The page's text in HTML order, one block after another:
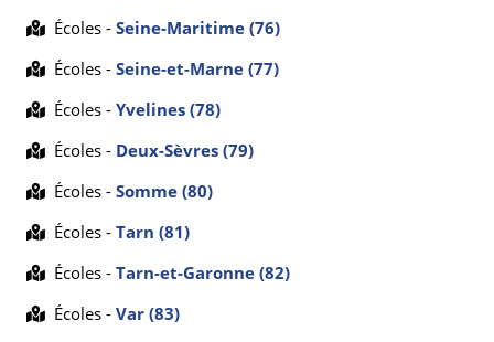
Écoles - Seine-Maritime (76)
Écoles - Seine-et-Marne (77)
Écoles - Yvelines (78)
Écoles - Deux-Sèvres (79)
Écoles - Somme (80)
Écoles - Tarn (81)
Écoles - Tarn-et-Garonne (82)
Écoles - Var (83)